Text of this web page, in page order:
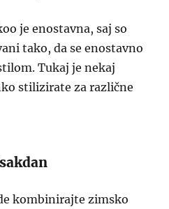
je enostavna, saj so
tako, da se enostavno
Tukaj je nekaj
stilizirate za različne
kombinirajte zimsko